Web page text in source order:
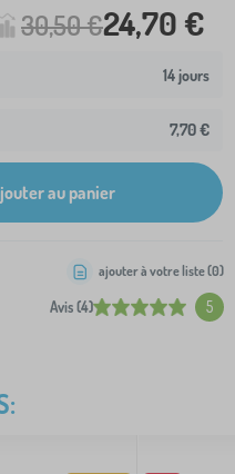
30,50 €24,70 €
14 jours
7,70 €
au panier
Avis (4) 5
ajouter à votre liste (0)